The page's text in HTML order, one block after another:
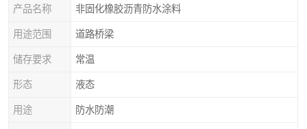
产品名称 非固化橡胶沥青防水涂料
用途范围 道路桥梁
储存要求 常温
形态 液态
用途 防水防潮